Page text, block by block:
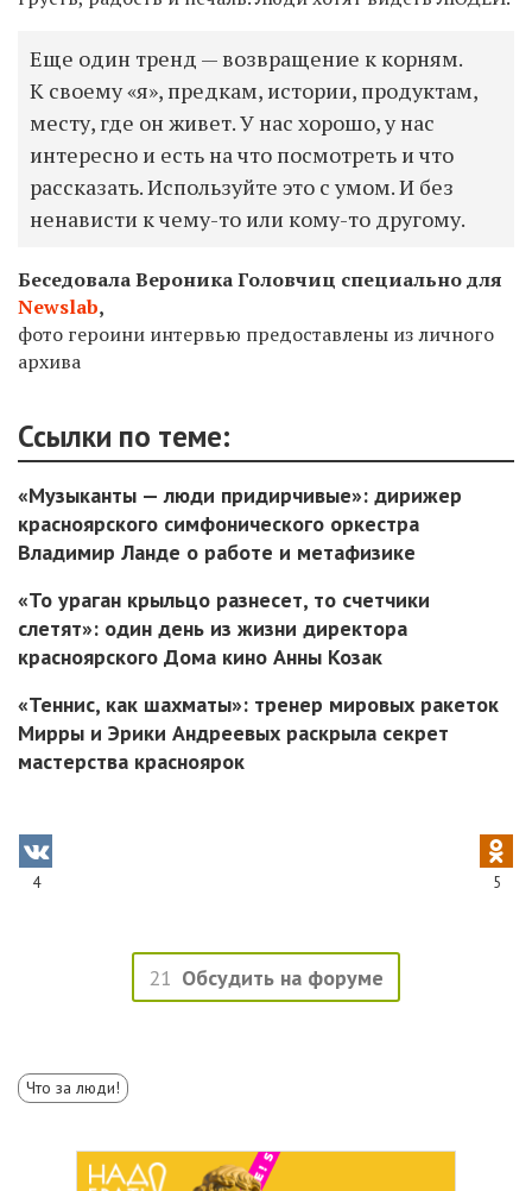
Еще один тренд — возвращение к корням.
К своему «я», предкам, истории, продуктам,
месту, где он живет. У нас хорошо, у нас
интересно и есть на что посмотреть и что
рассказать. Используйте это с умом. И без
ненависти к чему-то или кому-то другому.
Беседовала Вероника Головчиц специально для
Newslab,
фото героини интервью предоставлены из личного
архива
Ссылки по теме:
«Музыканты — люди придирчивые»: дирижер
красноярского симфонического оркестра
Владимир Ланде о работе и метафизике
«То ураган крыльцо разнесет, то счетчики
слетят»: один день из жизни директора
красноярского Дома кино Анны Козак
«Теннис, как шахматы»: тренер мировых ракеток
Мирры и Эрики Андреевых раскрыла секрет
мастерства красноярок
4 5
21 Обсудить на форуме
Что за люди!